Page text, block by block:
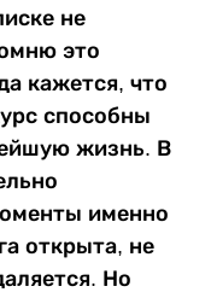
не
это
кажется, что
способны
жизнь. В
именно
открыта, не
Но